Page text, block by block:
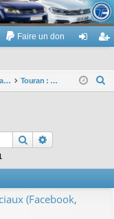
Touran
Faire un don
ne nr
Touran, la mécanique : moteurs, boites, transmissions, freins, direction, roues Touran : moteurs essence
c
Rechercher
(Facebook,